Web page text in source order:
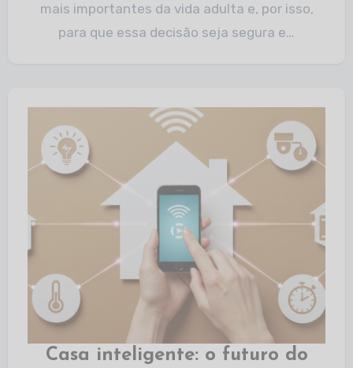
mais importantes da vida adulta e, por isso,
para que essa decisão seja segura e…
Casa inteligente: o futuro do